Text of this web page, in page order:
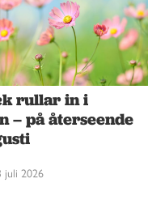
rullar in i
– på återseende
juli 2026